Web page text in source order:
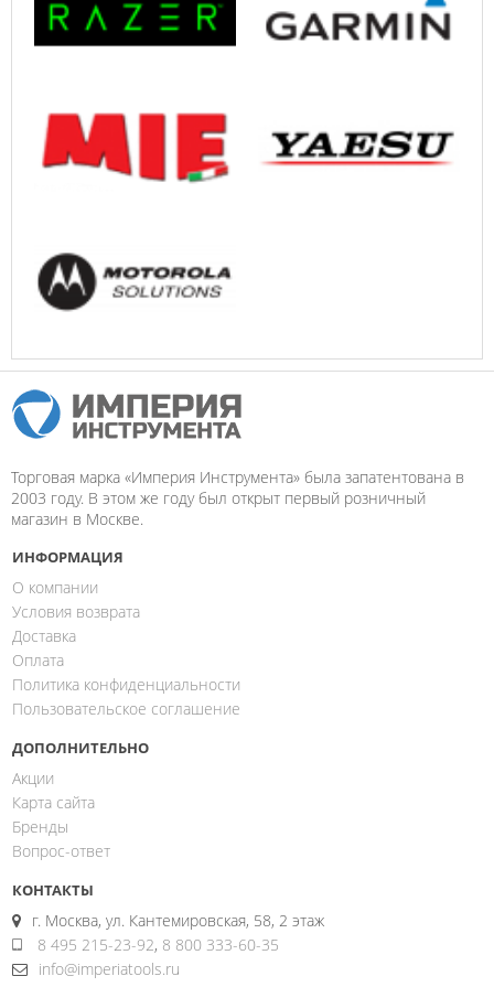
Торговая марка «Империя Инструмента» была запатентована в
2003 году. В этом же году был открыт первый розничный
магазин в Москве.
ИНФОРМАЦИЯ
О компании
Условия возврата
Доставка
Оплата
Политика конфиденциальности
Пользовательское соглашение
ДОПОЛНИТЕЛЬНО
Акции
Карта сайта
Бренды
Вопрос-ответ
КОНТАКТЫ
г. Москва, ул. Кантемировская, 58, 2 этаж
8 495 215-23-92, 8 800 333-60-35
info@imperiatools.ru